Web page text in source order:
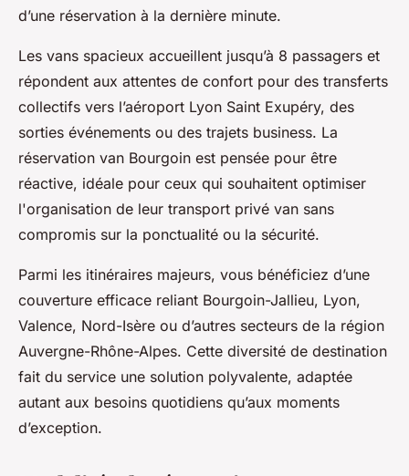
d’une réservation à la dernière minute.
Les vans spacieux accueillent jusqu’à 8 passagers et
répondent aux attentes de confort pour des transferts
collectifs vers l’aéroport Lyon Saint Exupéry, des
sorties événements ou des trajets business. La
réservation van Bourgoin est pensée pour être
réactive, idéale pour ceux qui souhaitent optimiser
l'organisation de leur transport privé van sans
compromis sur la ponctualité ou la sécurité.
Parmi les itinéraires majeurs, vous bénéficiez d’une
couverture efficace reliant Bourgoin-Jallieu, Lyon,
Valence, Nord-Isère ou d’autres secteurs de la région
Auvergne-Rhône-Alpes. Cette diversité de destination
fait du service une solution polyvalente, adaptée
autant aux besoins quotidiens qu’aux moments
d’exception.